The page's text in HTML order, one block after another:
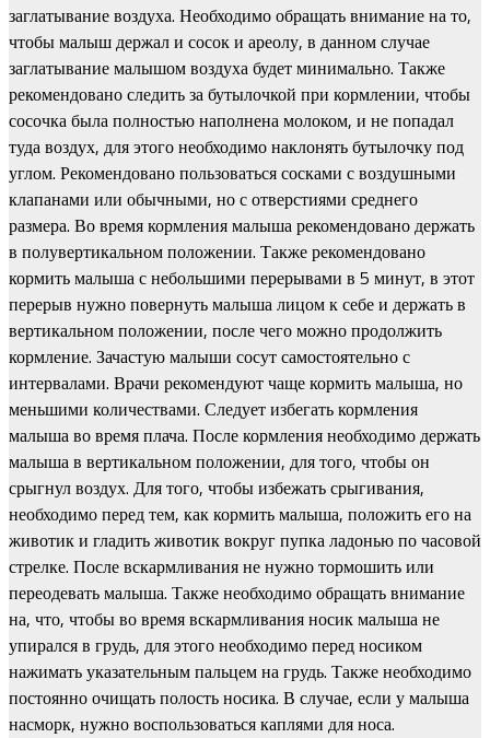
заглатывание воздуха. Необходимо обращать внимание на то,
чтобы малыш держал и сосок и ареолу, в данном случае
заглатывание малышом воздуха будет минимально. Также
рекомендовано следить за бутылочкой при кормлении, чтобы
сосочка была полностью наполнена молоком, и не попадал
туда воздух, для этого необходимо наклонять бутылочку под
углом. Рекомендовано пользоваться сосками с воздушными
клапанами или обычными, но с отверстиями среднего
размера. Во время кормления малыша рекомендовано держать
в полувертикальном положении. Также рекомендовано
кормить малыша с небольшими перерывами в 5 минут, в этот
перерыв нужно повернуть малыша лицом к себе и держать в
вертикальном положении, после чего можно продолжить
кормление. Зачастую малыши сосут самостоятельно с
интервалами. Врачи рекомендуют чаще кормить малыша, но
меньшими количествами. Следует избегать кормления
малыша во время плача. После кормления необходимо держать
малыша в вертикальном положении, для того, чтобы он
срыгнул воздух. Для того, чтобы избежать срыгивания,
необходимо перед тем, как кормить малыша, положить его на
животик и гладить животик вокруг пупка ладонью по часовой
стрелке. После вскармливания не нужно тормошить или
переодевать малыша. Также необходимо обращать внимание
на, что, чтобы во время вскармливания носик малыша не
упирался в грудь, для этого необходимо перед носиком
нажимать указательным пальцем на грудь. Также необходимо
постоянно очищать полость носика. В случае, если у малыша
насморк, нужно воспользоваться каплями для носа.